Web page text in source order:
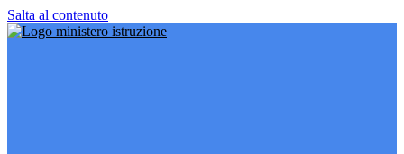
Salta al contenuto